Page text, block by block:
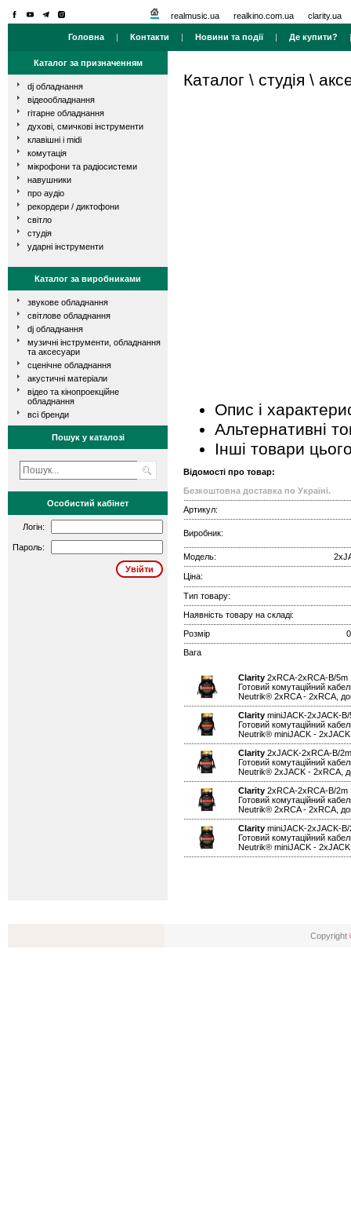
realmusic.ua realkino.com.ua clarity.ua
Головна | Контакти | Новини та події| Де купити?
Каталог за призначенням
dj обладнання
відеообладнання
гітарне обладнання
духові, смичкові інструменти
клавішні і midi
комутація
мікрофони та радіосистеми
навушники
про аудіо
рекордери / диктофони
світло
студія
ударні інструменти
Каталог за виробниками
звукове обладнання
світлове обладнання
dj обладнання
музичні інструменти, обладнання
та аксесуари
сценічне обладнання
акустичні матеріали
відео та кінопроекційне
обладнання
всі бренди
Пошук у каталозі
Особистий кабінет
Логін:
Пароль:
Каталог \ студія \
Опис і
Альтернативні
Інші товари
Відомості про товар:
Безкоштовна доставка по Україні.
Артикул:
Виробник:
Модель:
Ціна:
Тип товару:
Наявність товару на складі:
Розмір
Вага
Clarity 2xRCA-2xRCA-B/
Готовий комутаційний
Neutrik® 2xRCA - 2xRCA,
Clarity miniJACK-2xJACK-
Готовий комутаційний
Neutrik® miniJACK -
Clarity 2xJACK-2xRCA-B/
Готовий комутаційний
Neutrik® 2xJACK - 2xRCA,
Clarity 2xRCA-2xRCA-B/
Готовий комутаційний
Neutrik® 2xRCA - 2xRCA,
Clarity miniJACK-2xJACK-
Готовий комутаційний
Neutrik® miniJACK -
Copyright